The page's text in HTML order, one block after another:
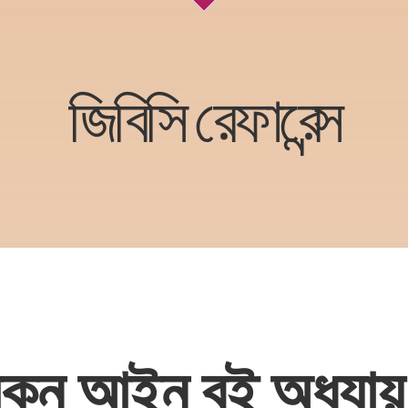
জিবিসি রেফারেন্স
আইন বই